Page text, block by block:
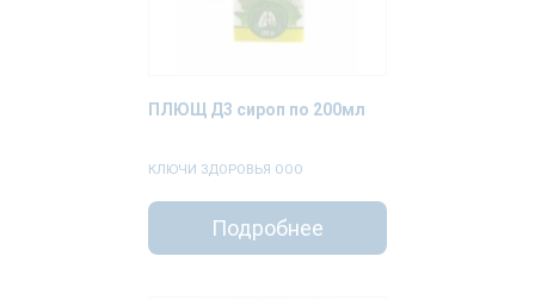
ПЛЮЩ Д3 сироп по 200мл
КЛЮЧИ ЗДОРОВЬЯ ООО
Подробнее